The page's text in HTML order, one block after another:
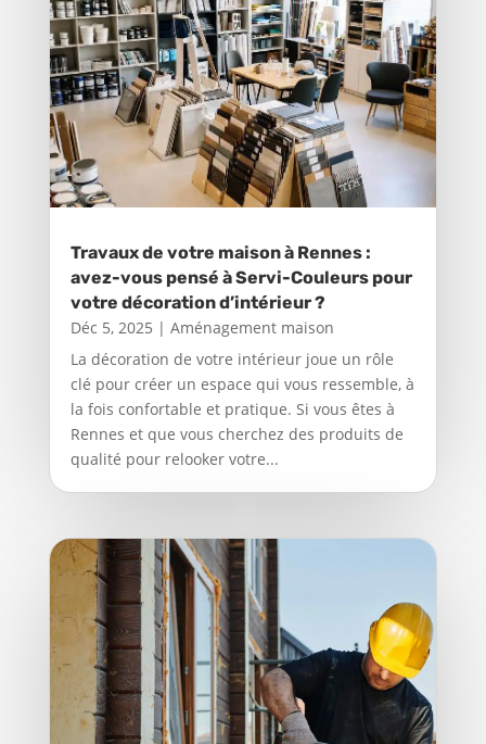
Travaux de votre maison à Rennes :
avez-vous pensé à Servi-Couleurs pour
votre décoration d’intérieur ?
Déc 5, 2025 | Aménagement maison
La décoration de votre intérieur joue un rôle
clé pour créer un espace qui vous ressemble, à
la fois confortable et pratique. Si vous êtes à
Rennes et que vous cherchez des produits de
qualité pour relooker votre...